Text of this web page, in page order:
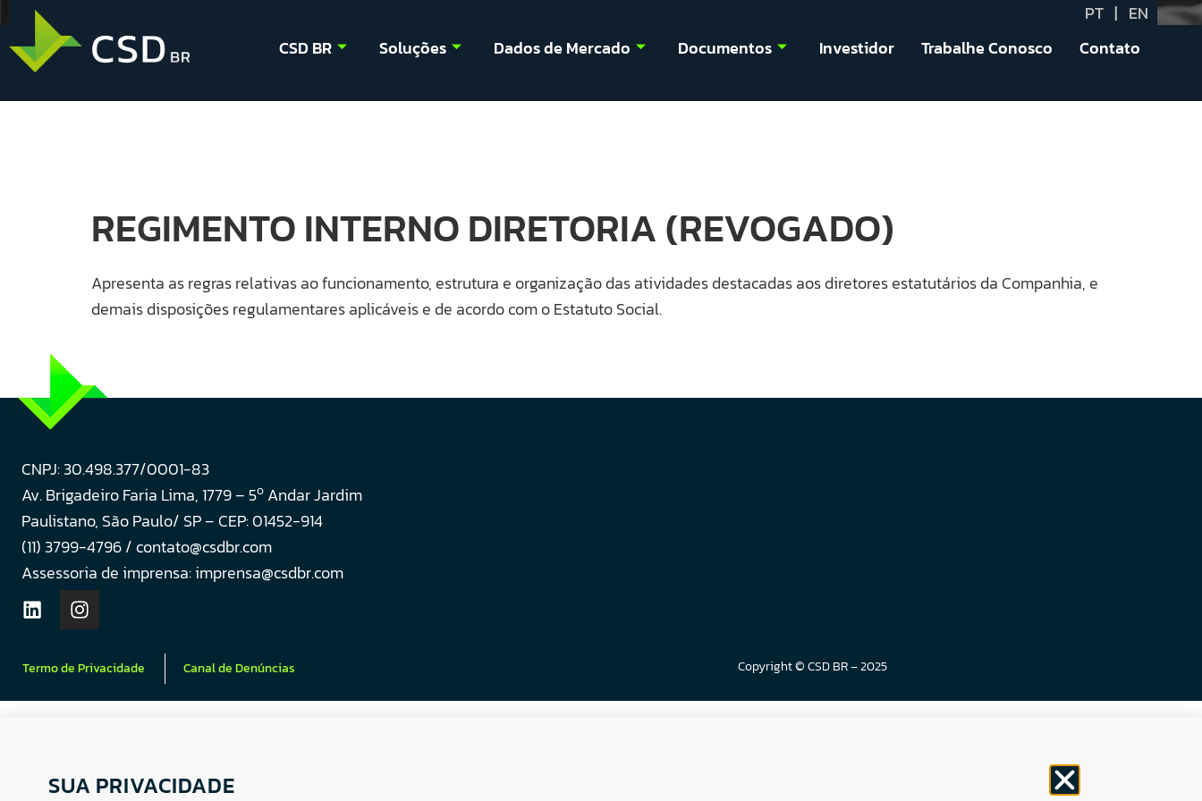
PT | EN
CSD BR
Soluções Dados de Mercado Documentos Investidor Trabalhe Conosco Contato
REGIMENTO INTERNO DIRETORIA (REVOGADO)
Apresenta as regras relativas ao funcionamento, estrutura e organização das atividades destacadas aos diretores estatutários da Companhia, e
demais disposições regulamentares aplicáveis e de acordo com o Estatuto Social.
CNPJ: 30.498.377/0001-83
Av. Brigadeiro Faria Lima, 1779 – 5o Andar Jardim
Paulistano, São Paulo/ SP – CEP: 01452-914
(11) 3799-4796 / contato@csdbr.com
Assessoria de imprensa: imprensa@csdbr.com
Termo de Privacidade Canal de Denúncias Copyright © CSD BR – 2025
SUA PRIVACIDADE